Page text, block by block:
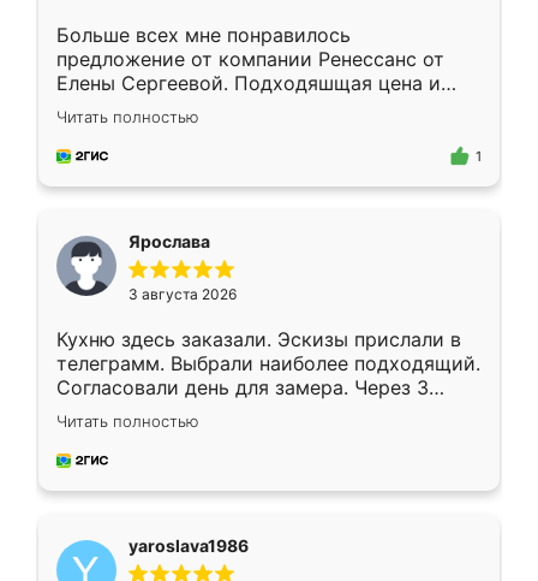
Больше всех мне понравилось
предложение от компании Ренессанс от
Елены Сергеевой. Подходяшщая цена и
короткие сроки изготовления. Приехавший
для замера сотрудник Владислав
предложил по моему эскизу самый
Читать полностью
1
Ярослава
3 августа 2026
Кухню здесь заказали. Эскизы прислали в
телеграмм. Выбрали наиболее подходящий.
Согласовали день для замера. Через 3
недели кухня была уже готова. Остались
довольны работой. Спасибо Ренессанс
мебель за качественную работу!
Читать полностью
yaroslava1986